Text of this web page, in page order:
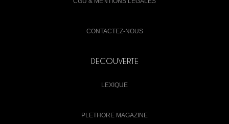
CONTACTEZ-NOUS
DECOUVERTE
LEXIQUE
PLETHORE MAGAZINE